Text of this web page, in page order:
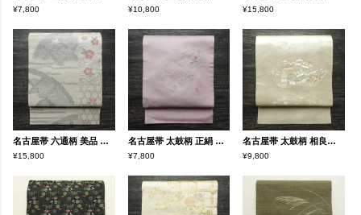
¥7,800 ¥10,800 ¥15,800
名古屋帯 六通柄 美品 夏用 混紡 木の葉・植物柄 通し仕立て なごや帯 リサイクル帯 帯 未使用品 グレー
¥15,800
名古屋帯 太鼓柄 正絹 木の葉・植物柄 名古屋仕立て なごや帯 リサイクル帯 帯 銀糸 紫・藤色
¥7,800
名古屋帯 太鼓柄 相良刺繍 正絹 古典柄 名古屋仕立て なごや帯 リサイクル帯 帯 刺繍 箔 クリーム
¥9,800